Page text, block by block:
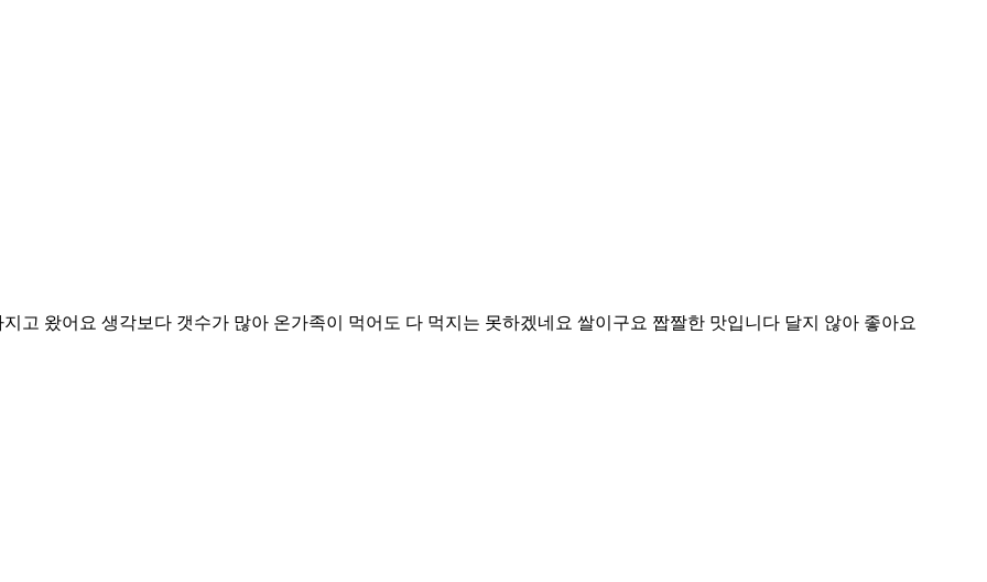
고 왔어요 생각보다 갯수가 많아 온가족이 먹어도 다 먹지는 못하겠네요 쌀이구요 짭짤한 맛입니다 달지 않아 좋아요